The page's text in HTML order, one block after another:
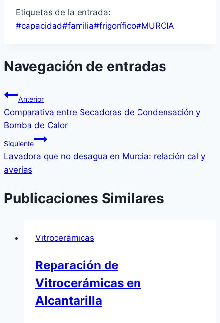
Etiquetas de la entrada:
#capacidad#familia#frigorífico#MURCIA
Navegación de entradas
Anterior
Comparativa entre Secadoras de Condensación y
Bomba de Calor
Siguiente
Lavadora que no desagua en Murcia: relación cal y
averías
Publicaciones Similares
Vitrocerámicas
Reparación de
Vitrocerámicas en
Alcantarilla